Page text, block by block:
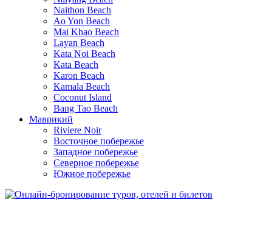
Naithon Beach
Ao Yon Beach
Mai Khao Beach
Layan Beach
Kata Noi Beach
Kata Beach
Karon Beach
Kamala Beach
Coconut Island
Bang Tao Beach
Маврикий
Riviere Noir
Восточное побережье
Западное побережье
Северное побережье
Южное побережье